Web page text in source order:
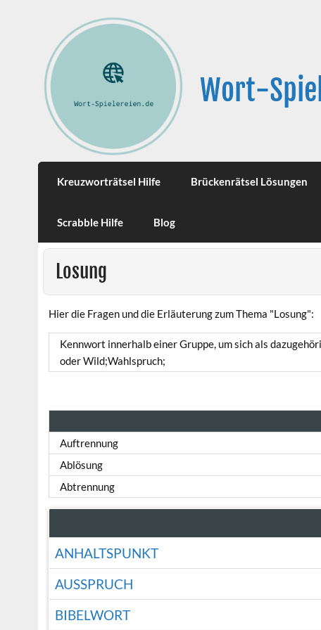
Wort-
Kreuzworträtsel Hilfe Brückenrätsel Lösungen
Scrabble Hilfe Blog
Losung
Hier die Fragen und die Erläuterung zum Thema "Losung":
Kennwort innerhalb einer Gruppe, um sich als
oder Wild;Wahlspruch;
Auftrennung
Ablösung
Abtrennung
ANHALTSPUNKT
AUSSPRUCH
BIBELWORT